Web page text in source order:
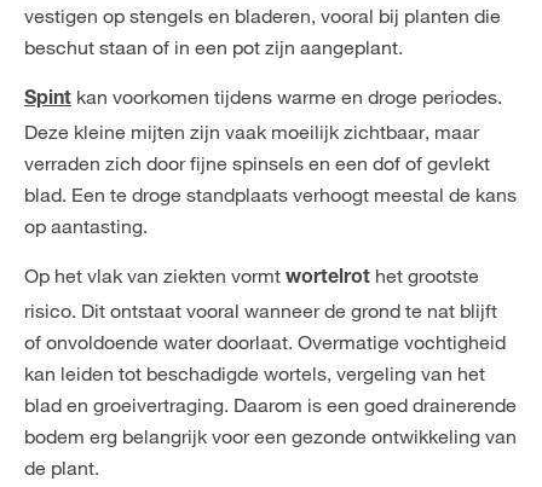
vestigen op stengels en bladeren, vooral bij planten die
beschut staan of in een pot zijn aangeplant.
Spint kan voorkomen tijdens warme en droge periodes.
Deze kleine mijten zijn vaak moeilijk zichtbaar, maar
verraden zich door fijne spinsels en een dof of gevlekt
blad. Een te droge standplaats verhoogt meestal de kans
op aantasting.
Op het vlak van ziekten vormt wortelrot het grootste
risico. Dit ontstaat vooral wanneer de grond te nat blijft
of onvoldoende water doorlaat. Overmatige vochtigheid
kan leiden tot beschadigde wortels, vergeling van het
blad en groeivertraging. Daarom is een goed drainerende
bodem erg belangrijk voor een gezonde ontwikkeling van
de plant.